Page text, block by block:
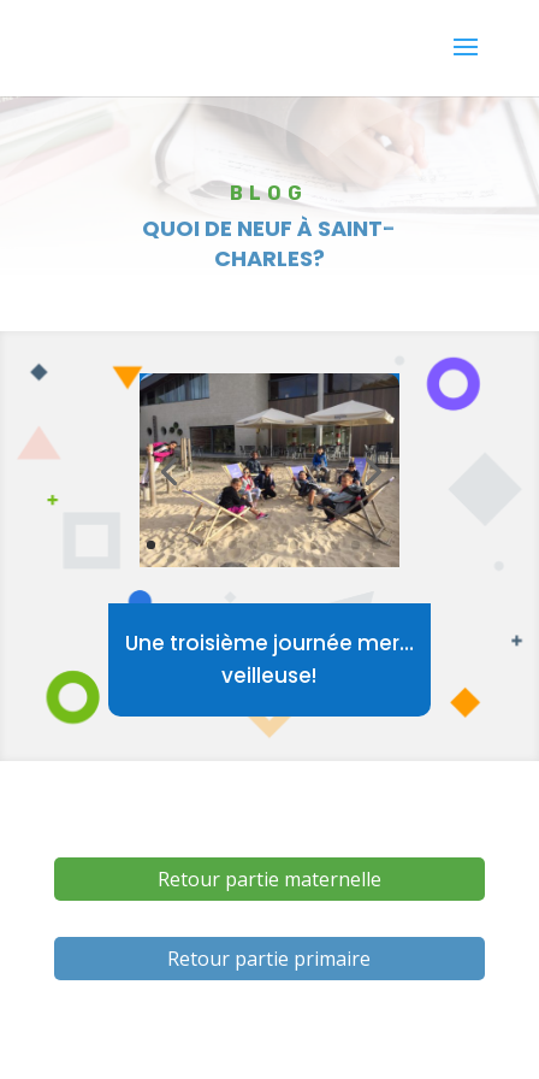
BLOG
QUOI DE NEUF À SAINT-
CHARLES?
Une troisième journée mer…
veilleuse!
Retour partie maternelle
Retour partie primaire